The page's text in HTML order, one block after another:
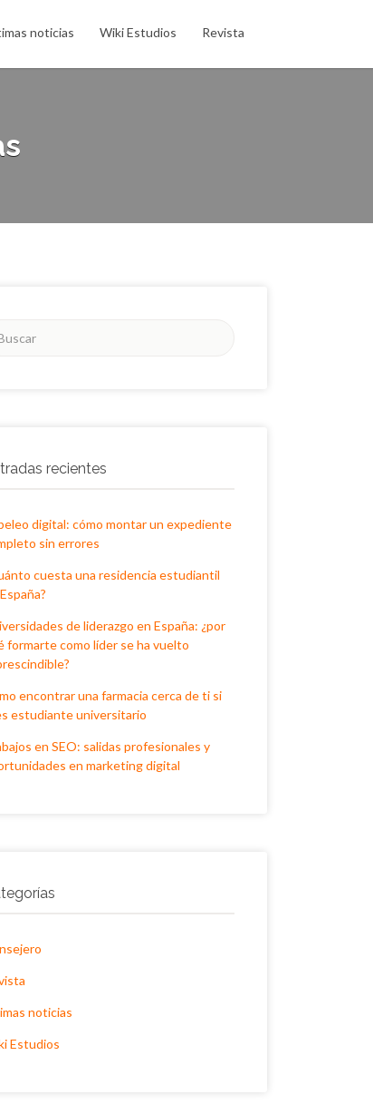
noticias Wiki Estudios Revista
recientes
digital: cómo montar un expediente
sin errores
cuesta una residencia estudiantil
de liderazgo en España: ¿por
formarte como líder se ha vuelto
encontrar una farmacia cerca de ti si
estudiante universitario
en SEO: salidas profesionales y
en marketing digital
noticias
Estudios